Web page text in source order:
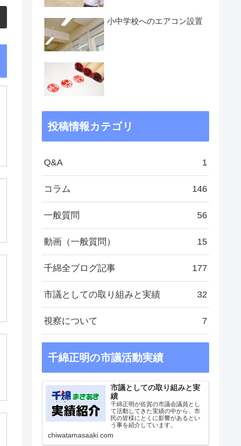
小中学校へのエアコン設置
投稿情報カテゴリ
Q&A 1
コラム 146
一般質問 56
動画（一般質問） 15
千綿全ブログ記事 177
市議としての取り組みと実績 32
視察について 7
千綿正明の市議活動実績
市議としての取り組みと実
績
千綿正明が佐賀の市議会議員とし
て活動してきた実績の中から、市
民の皆様にとくに影響があるとい
う事を紹介しています。
chiwatamasaaki.com